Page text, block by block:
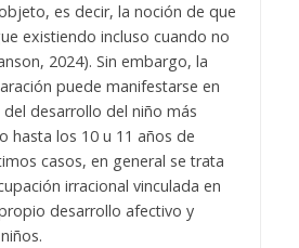
es decir, la noción de que
existiendo incluso cuando no
2024). Sin embargo, la
puede manifestarse en
desarrollo del niño más
hasta los 10 u 11 años de
casos, en general se trata
irracional vinculada en
desarrollo afectivo y